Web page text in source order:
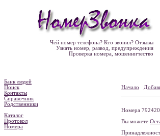
Чей номер телефона? Кто звонил? Отзывы
Узнать номер, развод, предупреждения
Проверка номера, мошенничество
Банк людей
Поиск
Контакты
Справочник
Родственники
Каталог
Протокол
Номера
Начало
Номера
Вы можете